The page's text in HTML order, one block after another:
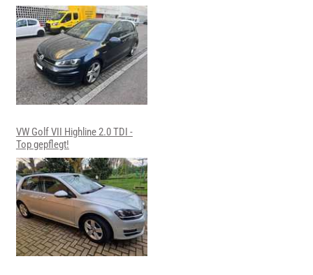
VW Golf VII Highline 2.0 TDI -
Top gepflegt!